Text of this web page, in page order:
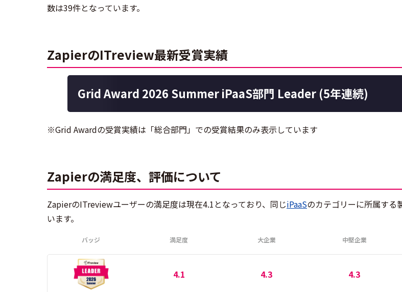
数は39件となっています。
ZapierのITreview最新受賞実績
Grid Award 2026 Summer iPaaS部門 Leader (5年連続)
※Grid Awardの受賞実績は「総合部門」での受賞結果のみ表示しています
Zapierの満足度、評価について
ZapierのITreviewユーザーの満足度は現在4.1となっており、同じiPaaSのカテゴリーに所属する
います。
バッジ 満足度 大企業 中堅企業
4.1 4.3 4.3